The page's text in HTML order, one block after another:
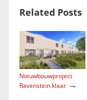
Related Posts
Nieuwbouwproject
Ravenstein klaar→